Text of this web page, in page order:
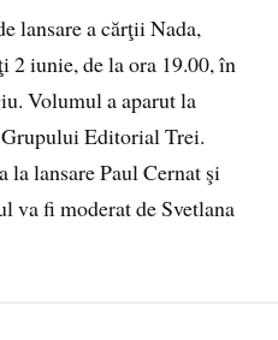
lansare a cărţii Nada,
2 iunie, de la ora 19.00, în
Volumul a aparut la
Editorial Trei.
lansare Paul Cernat şi
fi moderat de Svetlana